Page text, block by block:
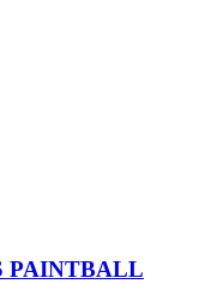
PAINTBALL